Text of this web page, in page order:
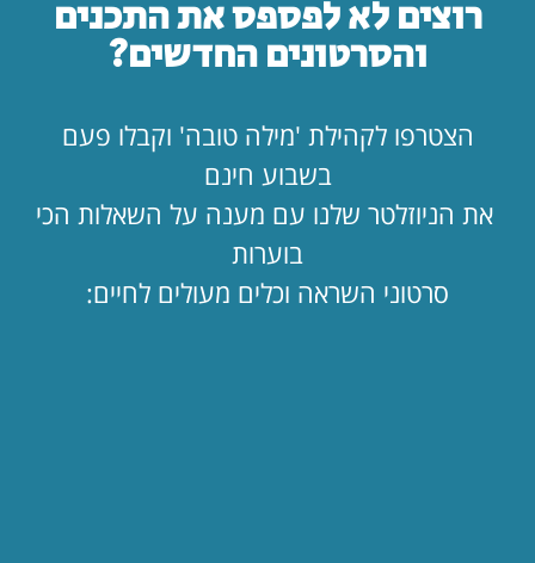
חינוכיים.
כתבו תגובה
רוצים לא לפספס את התכנים
והסרטונים החדשים?
הצטרפו לקהילת 'מילה טובה' וקבלו פעם
בשבוע חינם
את הניוזלטר שלנו עם מענה על השאלות הכי
בוערות
סרטוני השראה וכלים מעולים לחיים: